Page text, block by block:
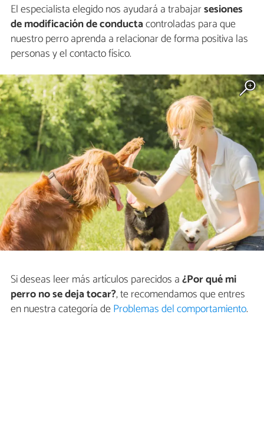
El especialista elegido nos ayudará a trabajarsesiones
de modificación de conductacontroladas para que
nuestro perro aprenda a relacionar de forma positiva las
personas y el contacto físico.
Si deseas leer más artículos parecidos a¿Por qué mi
perro no se deja tocar?, te recomendamos que entres
en nuestra categoría deProblemas del comportamiento.